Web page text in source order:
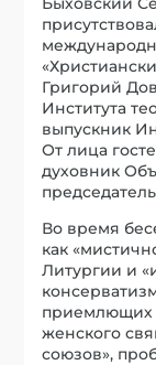
Григорий
Института
выпускник
От лица
духовник
Во время
как
Литургии и
приемлющих
женского
союзов»,